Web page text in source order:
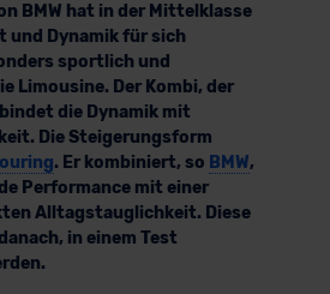
BMW hat in der Mittelklasse
und Dynamik für sich
sportlich und
Limousine. Der Kombi, der
die Dynamik mit
Die Steigerungsform
. Er kombiniert, so BMW,
Performance mit einer
Alltagstauglichkeit. Diese
in einem Test